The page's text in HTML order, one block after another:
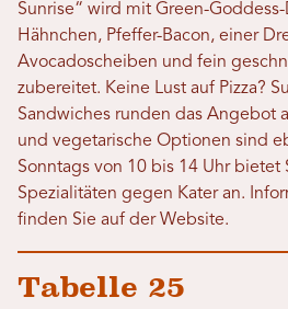
Sunrise“ wird mit Green-
Hähnchen, Pfeffer-Bacon, einer
Avocadoscheiben und fein
zubereitet. Keine Lust auf Pizza?
Sandwiches runden das Angebot
und vegetarische Optionen sind
Sonntags von 10 bis 14 Uhr bietet
Spezialitäten gegen Kater an.
finden Sie auf der Website.
Tabelle 25